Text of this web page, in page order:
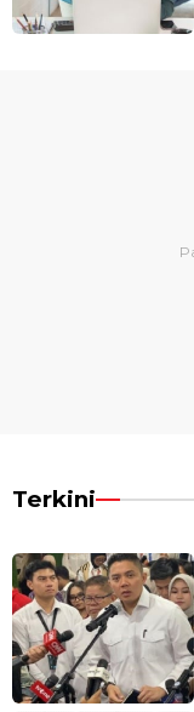
Terkini